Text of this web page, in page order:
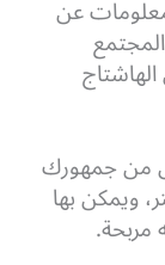
عن
من جمهورك
ويمكن بها